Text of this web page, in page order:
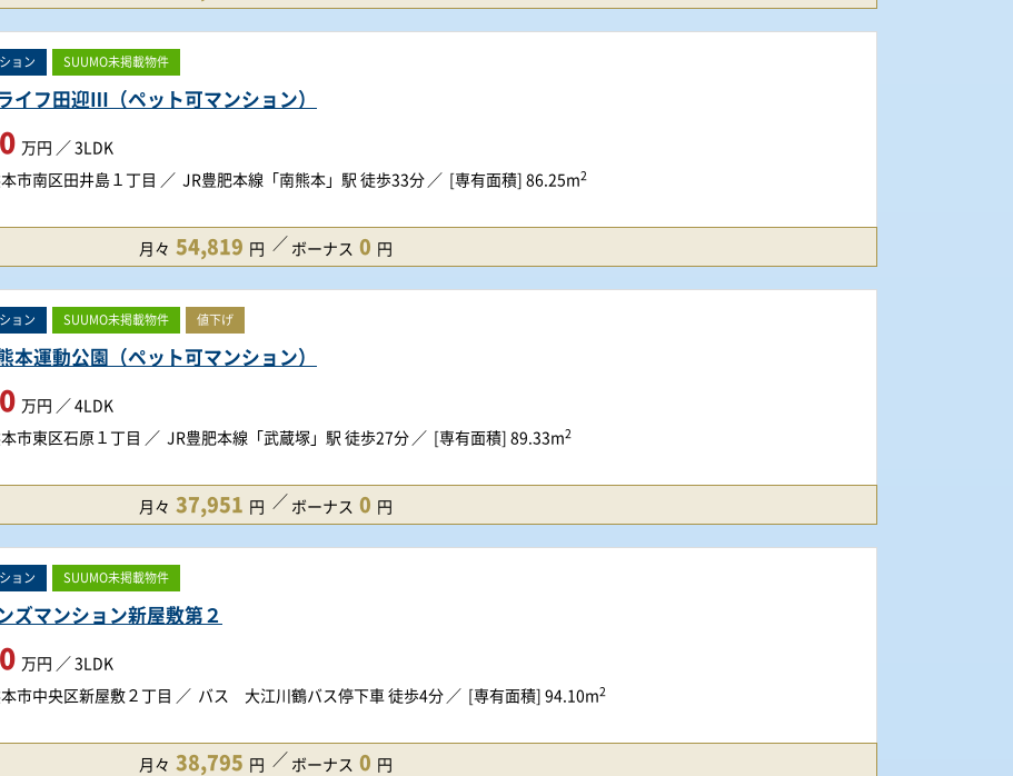
ョン SUUMO未掲載物件
イフ田迎Ⅲ（ペット可マンション）
万円 ／ 3LDK
市南区田井島１丁目 JR豊肥本線「南熊本」駅 徒歩33分 [専有面積] 86.25m2
月々 54,819 円 ボーナス 0 円
ョン SUUMO未掲載物件 値下げ
本運動公園（ペット可マンション）
万円 ／ 4LDK
市東区石原１丁目 JR豊肥本線「武蔵塚」駅 徒歩27分 [専有面積] 89.33m2
月々 37,951 円 ボーナス 0 円
ョン SUUMO未掲載物件
ズマンション新屋敷第２
万円 ／ 3LDK
市中央区新屋敷２丁目 バス 大江川鶴バス停下車 徒歩4分 [専有面積] 94.10m2
月々 38,795 円 ボーナス 0 円